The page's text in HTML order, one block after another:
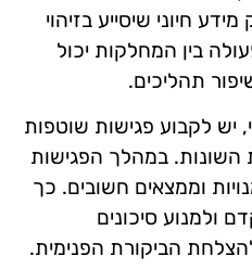
חיוני שיסייע בזיהוי
בין המחלקות יכול
תהליכים.
יש לקבוע פגישות שוטפות
השונות. במהלך הפגישות
וממצאים חשובים. כך
ולמנוע סיכונים
הביקורת הפנימית.